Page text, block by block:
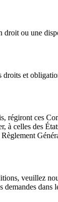
ou une
et
régiront ces
à celles des
veuillez
dans